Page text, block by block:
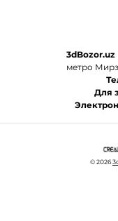
3dBozor.uz
метро
Для
© 2026